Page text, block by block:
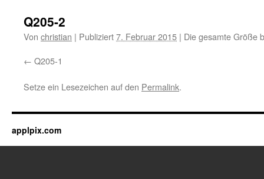
Q205-2
Von christian | Publiziert7. Februar 2015 | Die gesamte Größe
Q205-1
Setze ein Lesezeichen auf den Permalink.
applpix.com